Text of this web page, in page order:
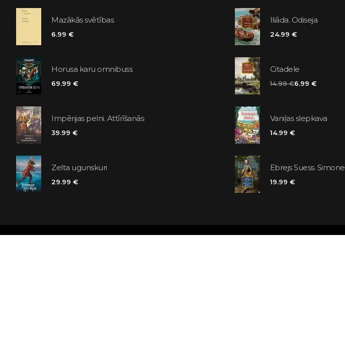
Mazākās svētības
6.99 €
Horusa karu omnibuss
69.99 €
Impērijas pelni. Attīrīšanās
39.99 €
Zelta ugunskuri
29.99 €
Iliāda. Odiseja
24.99 €
Citadele
14.99 €6.99 €
Vaniļas slepkava
14.99 €
Ebrejs Suess. Simone
19.99 €